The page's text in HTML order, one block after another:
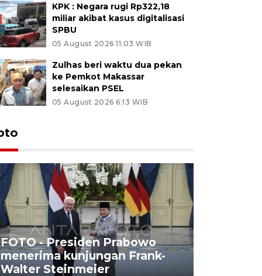
KPK : Negara rugi Rp322,18
miliar akibat kasus digitalisasi
SPBU
05 August 2026 11:03 WIB
Zulhas beri waktu dua pekan
ke Pemkot Makassar
selesaikan PSEL
05 August 2026 6:13 WIB
FOTO - Presiden Prabowo
menerima kunjungan Frank-
Walter Steinmeier